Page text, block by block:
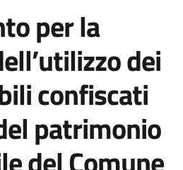
per la
dei
confiscati
patrimonio